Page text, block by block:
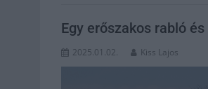
Egy erőszakos rabló
2025.01.02. Kiss Lajos